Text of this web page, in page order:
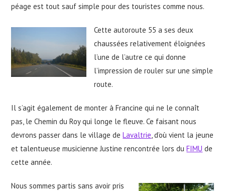
péage est tout sauf simple pour des touristes comme nous.
Cette autoroute 55 a ses deux
chaussées relativement éloignées
l’une de l’autre ce qui donne
l’impression de rouler sur une simple
route.
Il s’agit également de monter à Francine qui ne le connaît
pas, le Chemin du Roy qui longe le fleuve. Ce faisant nous
devrons passer dans le village deLavaltrie, d’où vient la jeune
et talentueuse musicienne Justine rencontrée lors duFIMU de
cette année.
Nous sommes partis sans avoir pris